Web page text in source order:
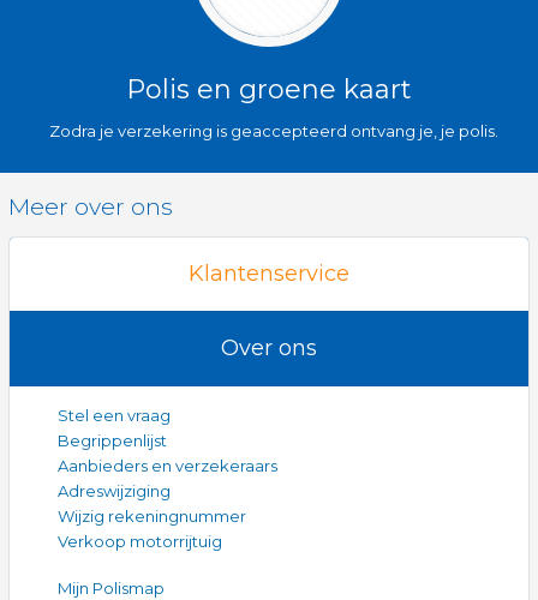
Polis en groene kaart
Zodra je verzekering is geaccepteerd ontvang je, je polis.
Meer over ons
Klantenservice
Over ons
Stel een vraag
Begrippenlijst
Aanbieders en verzekeraars
Adreswijziging
Wijzig rekeningnummer
Verkoop motorrijtuig
Mijn Polismap